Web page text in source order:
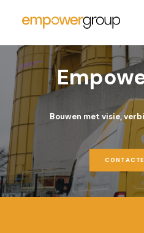
DIENSTEN
REALISATIES
CONTACT
Bouwen met visie,